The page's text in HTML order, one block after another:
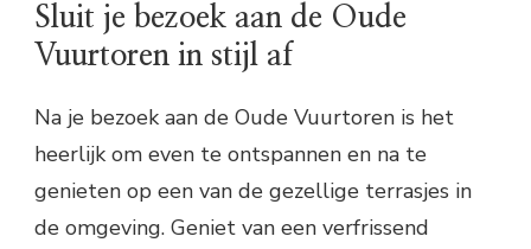
Sluit je bezoek aan de Oude
Vuurtoren in stijl af
Na je bezoek aan de Oude Vuurtoren is het
heerlijk om even te ontspannen en na te
genieten op een van de gezellige terrasjes in
de omgeving. Geniet van een verfrissend